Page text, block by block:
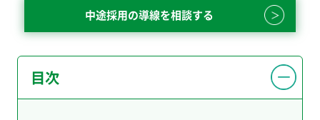
中途採用の導線を相談する
目次